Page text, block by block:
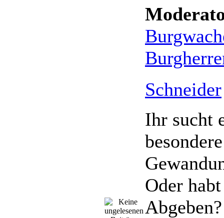
Schneider
Ihr sucht
besondere
Oder
Abgeben?